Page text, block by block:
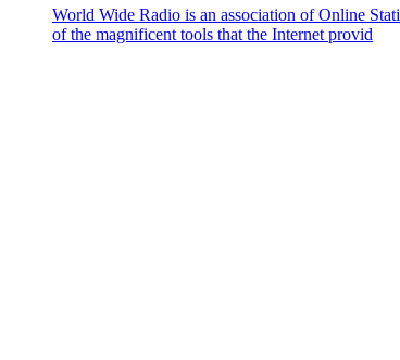
World Wide Radio is an association of Online
of the magnificent tools that the Internet provid